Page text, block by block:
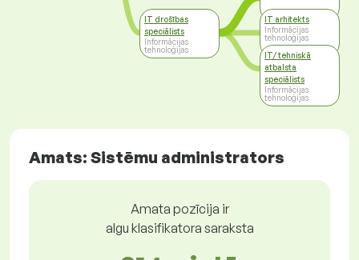
IT drošības
speciālists
Informācijas
tehnoloģijas
IT arhitekts
Informācijas
tehnoloģijas
IT/ tehniskā
atbalsta
speciālists
Informācijas
tehnoloģijas
Amats: Sistēmu administrators
Amata pozīcija ir
algu klasifikatora saraksta